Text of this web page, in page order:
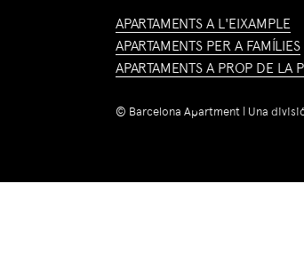
APARTAMENTS A L'EIXAMPLE
APARTAMENTS PER A FAMÍLIES
APARTAMENTS A PROP DE LA
© Barcelona Apartment | Una